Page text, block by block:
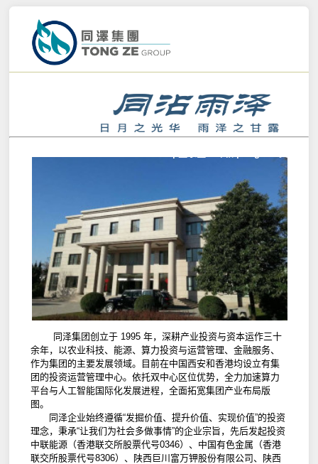
同泽集团创立于 1995 年，深耕产业投资与资本运作三十
余年，以农业科技、能源、算力投资与运营管理、金融服务、
作为集团的主要发展领域。目前在中国西安和香港均设立有集
团的投资运营管理中心。依托双中心区位优势，全力加速算力
平台与人工智能国际化发展进程，全面拓宽集团产业布局版
图。
同泽企业始终遵循“发掘价值、提升价值、实现价值”的投资
理念，秉承“让我们为社会多做事情”的企业宗旨，先后发起投资
中联能源（香港联交所股票代号0346）、中国有色金属（香港
联交所股票代号8306）、陕西巨川富万钾股份有限公司、陕西